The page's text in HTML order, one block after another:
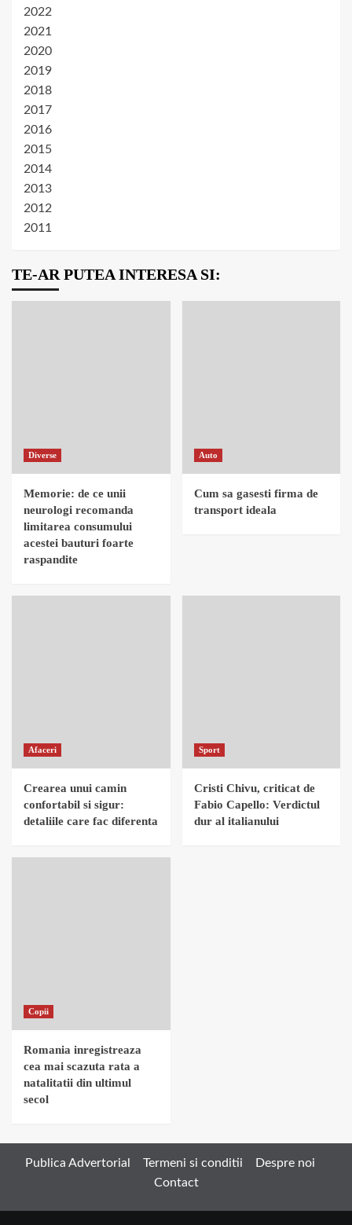
2022
2021
2020
2019
2018
2017
2016
2015
2014
2013
2012
2011
TE-AR PUTEA INTERESA SI:
Diverse
Memorie: de ce unii
neurologi recomanda
limitarea consumului
acestei bauturi foarte
raspandite
Auto
Cum sa gasesti firma de
transport ideala
Afaceri
Crearea unui camin
confortabil si sigur:
detaliile care fac diferenta
Sport
Cristi Chivu, criticat de
Fabio Capello: Verdictul
dur al italianului
Copii
Romania inregistreaza
cea mai scazuta rata a
natalitatii din ultimul
secol
Publica Advertorial Termeni si conditii
Despre noi
Contact